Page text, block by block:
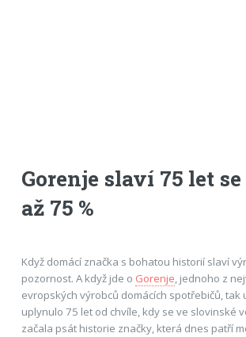
Gorenje slaví 75 let
až 75 %
Když domácí značka s bohatou historií slaví
pozornost. A když jde o Gorenje, jednoho z
evropských výrobců domácích spotřebičů, tak
uplynulo 75 let od chvíle, kdy se ve slovinské
začala psát historie značky, která dnes patří